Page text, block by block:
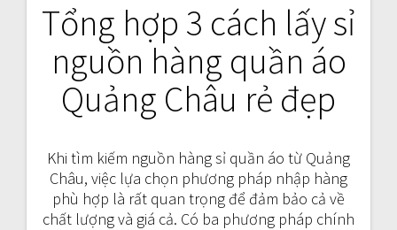
Tổng hợp 3 cách lấy sỉ
nguồn hàng quần áo
Quảng Châu rẻ đẹp
Khi tìm kiếm nguồn hàng sỉ quần áo từ Quảng
Châu, việc lựa chọn phương pháp nhập hàng
phù hợp là rất quan trọng để đảm bảo cả về
chất lượng và giá cả. Có ba phương pháp chính